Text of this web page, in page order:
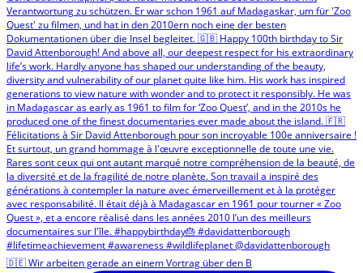
🇩🇪 Wir arbeiten gerade an einem Vortrag über den B